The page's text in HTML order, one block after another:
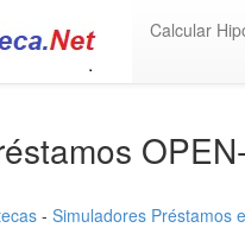
Calcular
- Simuladores Préstamos